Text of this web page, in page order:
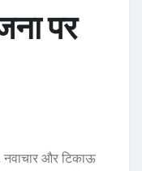
पर
नवाचार और टिकाऊ